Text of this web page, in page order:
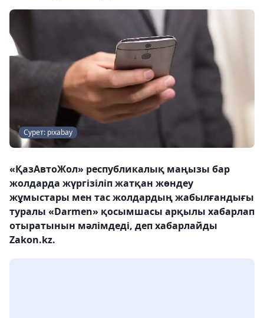
Сурет: pixabay
«ҚазАвтоЖол» республикалық маңызы бар
жолдарда жүргізіліп жатқан жөндеу
жұмыстары мен тас жолдардың жабылғандығы
туралы «Darmen» қосымшасы арқылы хабарлап
отыратынын мәлімдеді, деп хабарлайды
Zakon.kz.